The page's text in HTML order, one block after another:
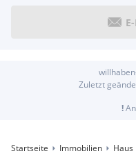
Zuletzt
!
Startseite Immobilien Haus